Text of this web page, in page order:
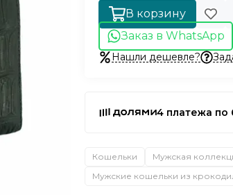
В корзину
Заказ в WhatsApp
Нашли дешевле?
4 платежа по
Кошельки Мужская
Мужские кошельки из